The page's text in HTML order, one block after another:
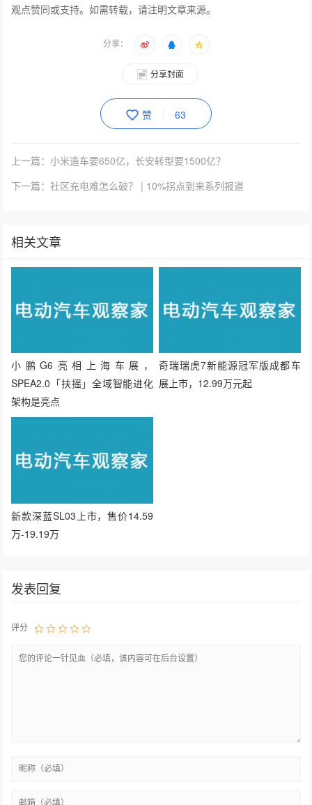
观点赞同或支持。如需转载，请注明文章来源。
分享：
分享封面
赞 63
上一篇：小米造车要650亿，长安转型要1500亿？
下一篇：社区充电难怎么破？ | 10%拐点到来系列报道
相关文章
小鹏G6亮相上海车展，
SPEA2.0「扶摇」全域智能进化
架构是亮点
奇瑞瑞虎7新能源冠军版成都车
展上市，12.99万元起
新款深蓝SL03上市，售价14.59
万-19.19万
发表回复
评分